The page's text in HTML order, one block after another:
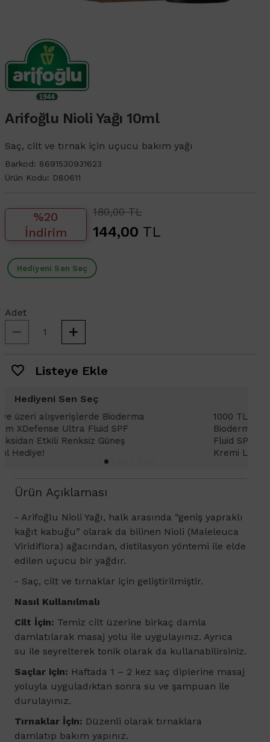
Arifoğlu Nioli Yağı 10ml
Saç, cilt ve tırnak için uçucu bakım yağı
Barkod: 8691530931623
Ürün Kodu: D80611
%20
İndirim
180,00 TL
144,00 TL
Hediyeni Sen Seç
Adet
Listeye Ekle
Hediyeni Sen Seç
1000 TL ve üzeri alışverişlerinizde
Bioderma Photoderm XDefense Ultra
Fluid SPF 50+ Antioksidan Renkli Güneş
Kremi Light 2ml hediye!
Ürün Açıklaması
- Arifoğlu Nioli Yağı, halk arasında “geniş yapraklı
kağıt kabuğu” olarak da bilinen Nioli (Maleleuca
Viridiflora) ağacından, distilasyon yöntemi ile elde
edilen uçucu bir yağdır.
- Saç, cilt ve tırnaklar için geliştirilmiştir.
Nasıl Kullanılmalı
Cilt İçin: Temiz cilt üzerine birkaç damla
damlatılarak masaj yolu ile uygulayınız. Ayrıca
su ile seyrelterek tonik olarak da kullanabilirsiniz.
Saçlar için: Haftada 1 – 2 kez saç diplerine masaj
yoluyla uyguladıktan sonra su ve şampuan ile
durulayınız.
Tırnaklar İçin: Düzenli olarak tırnaklara
damlatıp bakım yapınız.